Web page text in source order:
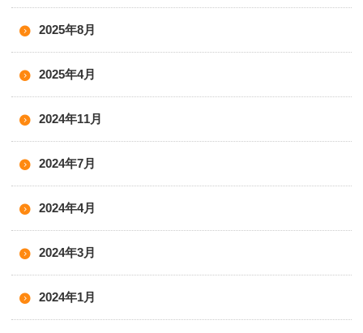
2025年8月
2025年4月
2024年11月
2024年7月
2024年4月
2024年3月
2024年1月